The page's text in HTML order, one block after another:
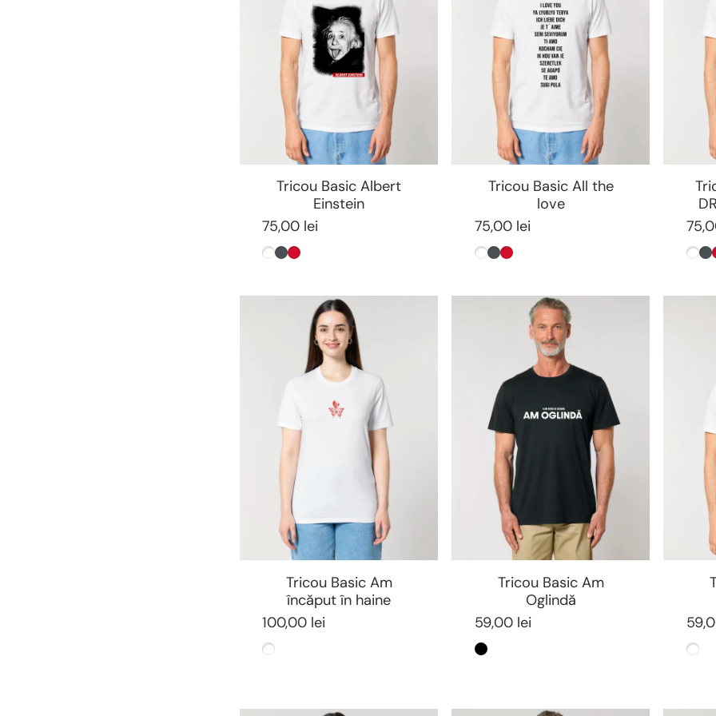
Tricou Basic Albert
Einstein
75,00 lei
AlbAntracit
Rosu
Tricou Basic All the
love
75,00 lei
AlbAntracit
Rosu Alb
Tricou Basic Am
încăput în haine
100,00 lei
Alb
Tricou Basic Am
Oglindă
59,00 lei
Negru Alb